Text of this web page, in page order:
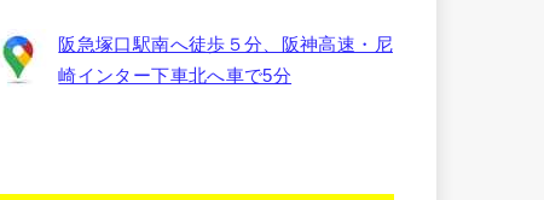
阪急塚口駅南へ徒歩５分、阪神高速・尼
崎インター下車北へ車で5分